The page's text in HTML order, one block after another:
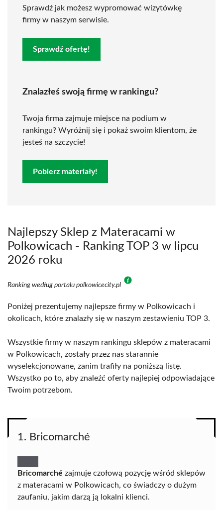
Sprawdź jak możesz wypromować wizytówkę
firmy w naszym serwisie.
Sprawdź ofertę!
Znalazłeś swoją firmę w rankingu?
Twoja firma zajmuje miejsce na podium w
rankingu? Wyróżnij się i pokaż swoim klientom, że
jesteś na szczycie!
Pobierz materiały!
Najlepszy Sklep z Materacami w
Polkowicach - Ranking TOP 3 w lipcu
2026 roku
Ranking według portalu polkowicecity.pl
Poniżej prezentujemy najlepsze firmy w Polkowicach i
okolicach, które znalazły się w naszym zestawieniu TOP 3.
Wszystkie firmy w naszym rankingu sklepów z materacami
w Polkowicach, zostały przez nas starannie
wyselekcjonowane, zanim trafiły na poniższą listę.
Wszystko po to, aby znaleźć oferty najlepiej odpowiadające
Twoim potrzebom.
1. Bricomarché
Bricomarché zajmuje czołową pozycję wśród sklepów
z materacami w Polkowicach, co świadczy o dużym
zaufaniu, jakim darzą ją lokalni klienci.